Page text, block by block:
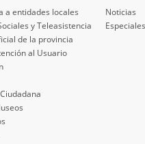
a entidades locales
y Teleasistencia
de la provincia
al Usuario
Noticias
Especiales